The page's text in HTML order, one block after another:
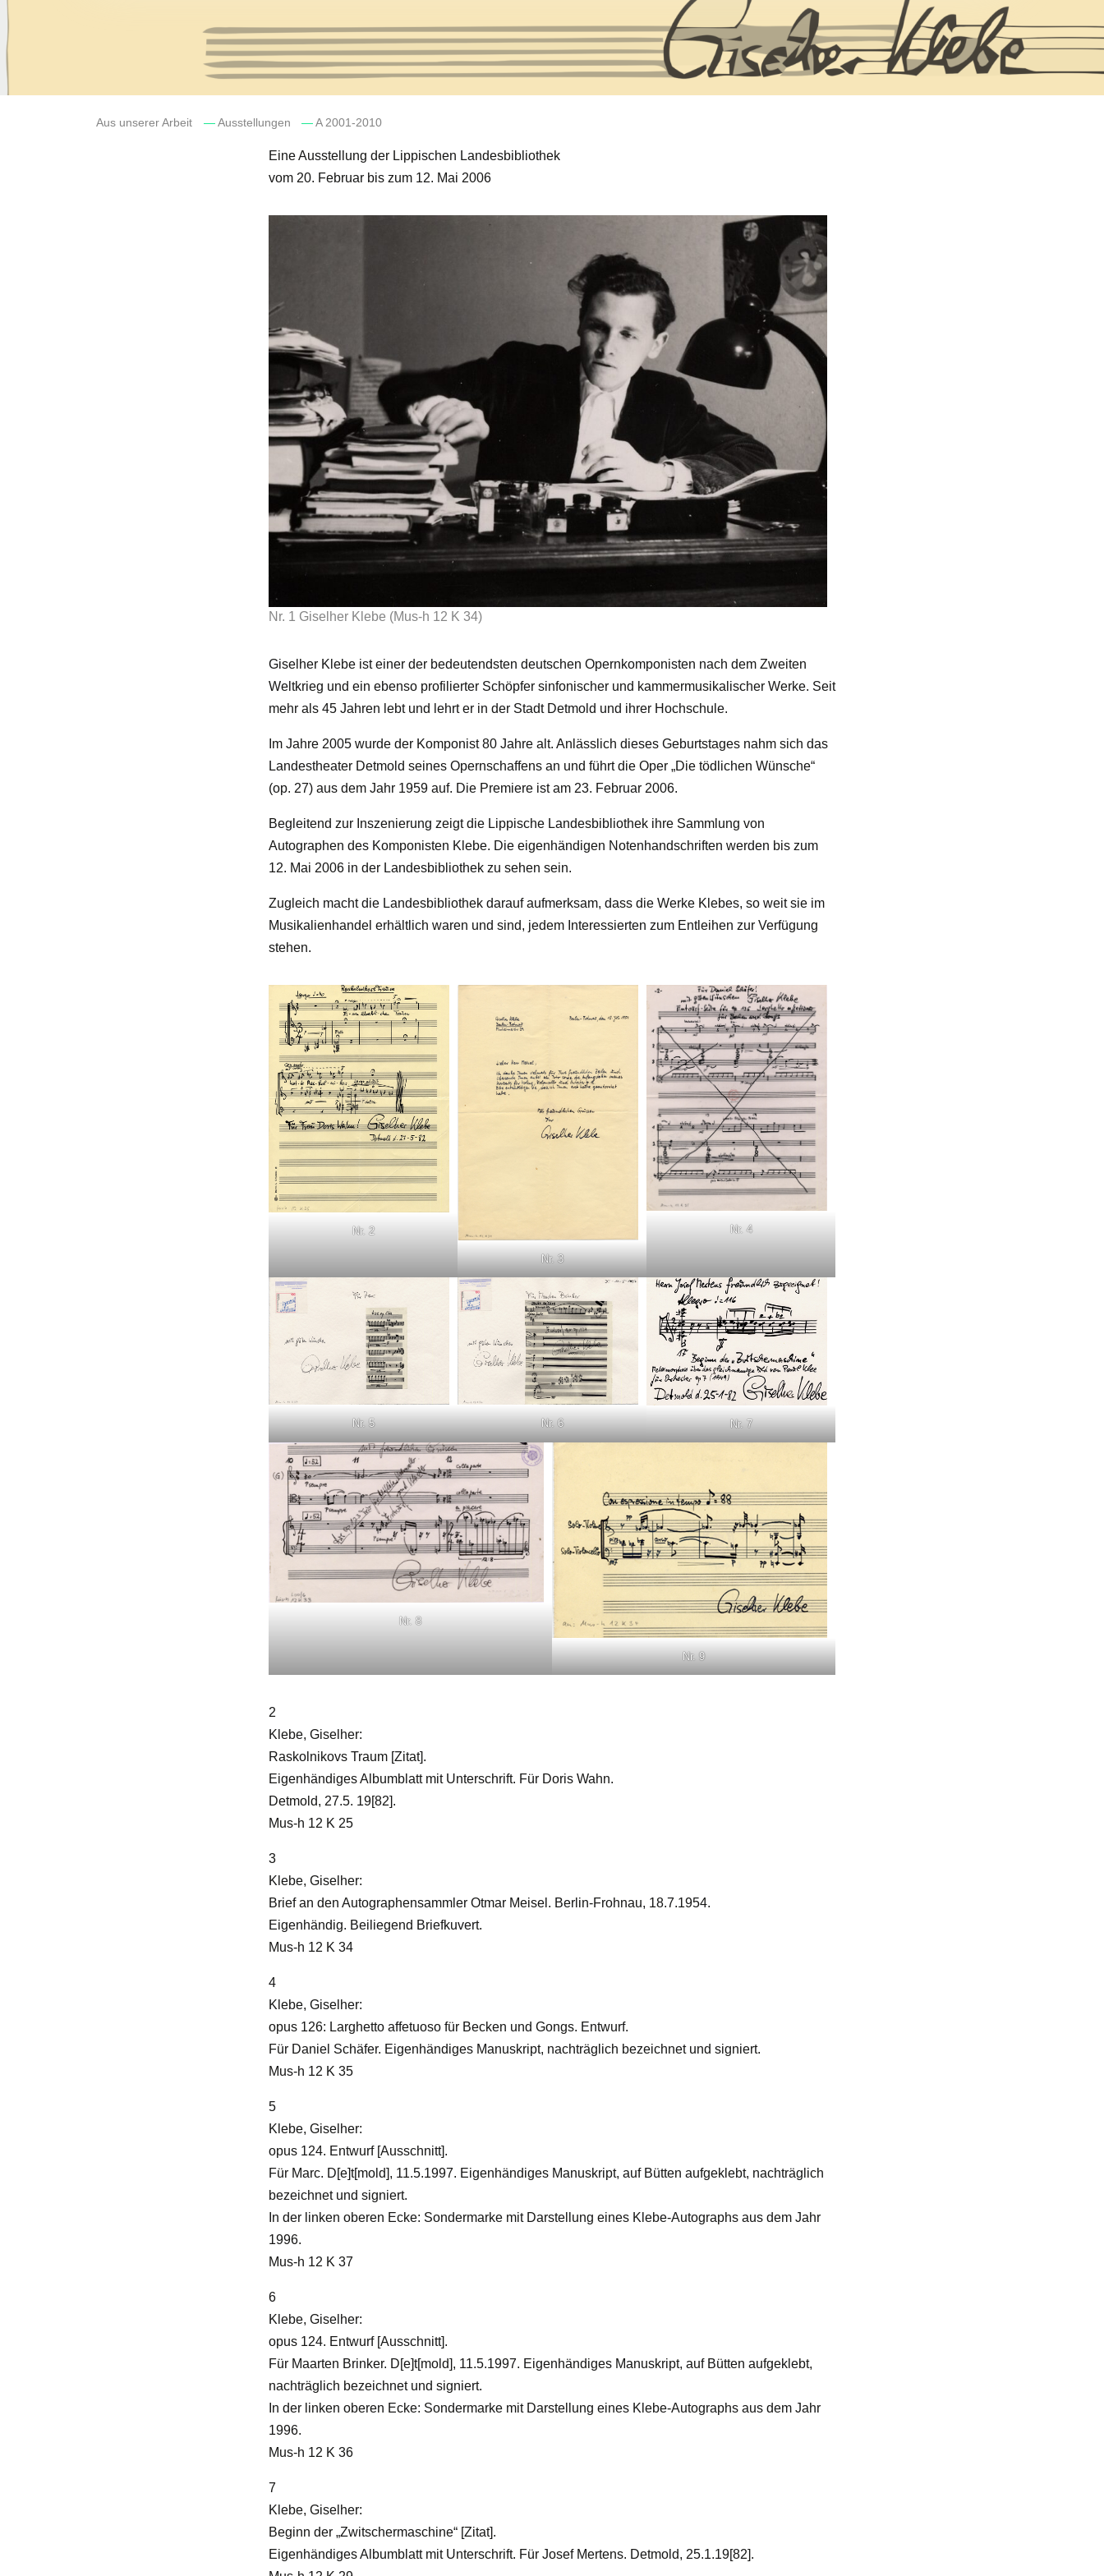
Aus unserer Arbeit — Ausstellungen — A 2001-2010
Eine Ausstellung der Lippischen Landesbibliothek
vom 20. Februar bis zum 12. Mai 2006
Nr. 1 Giselher Klebe (Mus-h 12 K 34)
Giselher Klebe ist einer der bedeutendsten deutschen Opernkomponisten nach dem Zweiten
Weltkrieg und ein ebenso profilierter Schöpfer sinfonischer und kammermusikalischer Werke. Seit
mehr als 45 Jahren lebt und lehrt er in der Stadt Detmold und ihrer Hochschule.
Im Jahre 2005 wurde der Komponist 80 Jahre alt. Anlässlich dieses Geburtstages nahm sich das
Landestheater Detmold seines Opernschaffens an und führt die Oper „Die tödlichen Wünsche“
(op. 27) aus dem Jahr 1959 auf. Die Premiere ist am 23. Februar 2006.
Begleitend zur Inszenierung zeigt die Lippische Landesbibliothek ihre Sammlung von
Autographen des Komponisten Klebe. Die eigenhändigen Notenhandschriften werden bis zum
12. Mai 2006 in der Landesbibliothek zu sehen sein.
Zugleich macht die Landesbibliothek darauf aufmerksam, dass die Werke Klebes, so weit sie im
Musikalienhandel erhältlich waren und sind, jedem Interessierten zum Entleihen zur Verfügung
stehen.
Nr. 2
Nr. 3
Nr. 4
Nr. 5 Nr. 6 Nr. 7
Nr. 8
Nr. 9
2
Klebe, Giselher:
Raskolnikovs Traum [Zitat].
Eigenhändiges Albumblatt mit Unterschrift. Für Doris Wahn.
Detmold, 27.5. 19[82].
Mus-h 12 K 25
3
Klebe, Giselher:
Brief an den Autographensammler Otmar Meisel. Berlin-Frohnau, 18.7.1954.
Eigenhändig. Beiliegend Briefkuvert.
Mus-h 12 K 34
4
Klebe, Giselher:
opus 126: Larghetto affetuoso für Becken und Gongs. Entwurf.
Für Daniel Schäfer. Eigenhändiges Manuskript, nachträglich bezeichnet und signiert.
Mus-h 12 K 35
5
Klebe, Giselher:
opus 124. Entwurf [Ausschnitt].
Für Marc. D[e]t[mold], 11.5.1997. Eigenhändiges Manuskript, auf Bütten aufgeklebt, nachträglich
bezeichnet und signiert.
In der linken oberen Ecke: Sondermarke mit Darstellung eines Klebe-Autographs aus dem Jahr
1996.
Mus-h 12 K 37
6
Klebe, Giselher:
opus 124. Entwurf [Ausschnitt].
Für Maarten Brinker. D[e]t[mold], 11.5.1997. Eigenhändiges Manuskript, auf Bütten aufgeklebt,
nachträglich bezeichnet und signiert.
In der linken oberen Ecke: Sondermarke mit Darstellung eines Klebe-Autographs aus dem Jahr
1996.
Mus-h 12 K 36
7
Klebe, Giselher:
Beginn der „Zwitschermaschine“ [Zitat].
Eigenhändiges Albumblatt mit Unterschrift. Für Josef Mertens. Detmold, 25.1.19[82].